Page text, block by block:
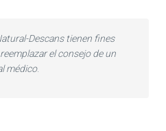
Descans tienen fines
el consejo de un
médico.